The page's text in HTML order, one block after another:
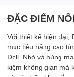
ĐẶC ĐIỂM
Với thiết kế hiện đại,
mục tiêu nâng cao
Dell. Nhỏ và hùng
kiệm không gian mà